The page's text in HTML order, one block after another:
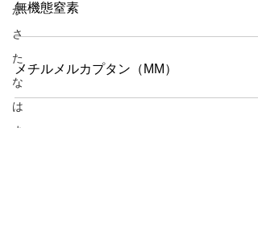
か
さ
た
な
は
ま
無機態窒素
メチルメルカプタン（MM）